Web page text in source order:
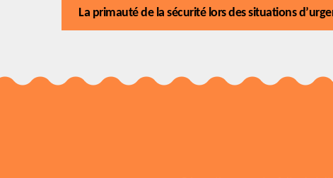
La primauté de la sécurité lors des situations